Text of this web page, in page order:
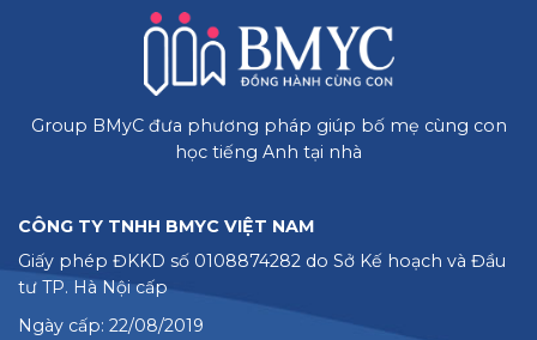
Group BMyC đưa phương pháp giúp bố mẹ cùng con
học tiếng Anh tại nhà
CÔNG TY TNHH BMYC VIỆT NAM
Giấy phép ĐKKD số 0108874282 do Sở Kế hoạch và Đầu
tư TP. Hà Nội cấp
Ngày cấp: 22/08/2019